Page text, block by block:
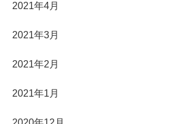
2021年4月
2021年3月
2021年2月
2021年1月